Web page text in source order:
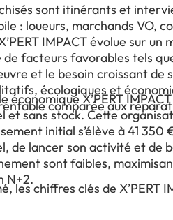
sont itinérants et
: loueurs, marchands VO,
IMPACT évolue sur
de facteurs favorables tels
et le besoin croissant de
écologiques et
comparée aux
économique X’PERT
et sans stock. Cette
initial s’élève à 41
de lancer son activité et de
sont faibles,
N+2.
les chiffres clés de X’PERT